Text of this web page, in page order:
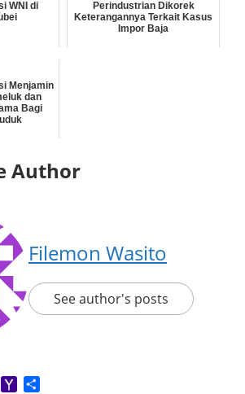
WNI di
Perindustrian Dikorek
Keterangannya Terkait Kasus
Impor Baja
Menjamin
dan
Bagi
Author
Filemon Wasito
See author's posts
GmailYahoo